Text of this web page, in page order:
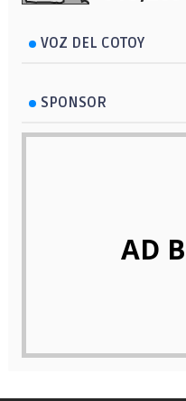
VOZ DEL COTOY
SPONSOR
AD